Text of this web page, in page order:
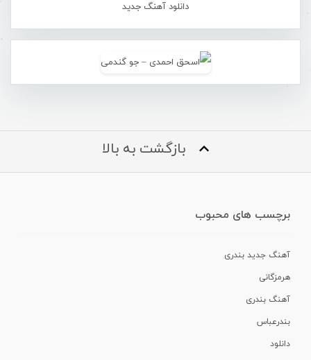
دانلود آهنگ جدید
بازگشت به بالا
برچسب های محبوب
آهنگ جدید بندری
هرمزگانی
آهنگ بندری
بندرعباس
دانلود